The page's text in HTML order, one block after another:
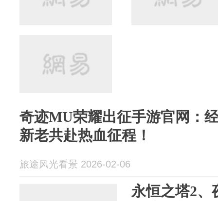
奇迹MU荣耀出征手游官网：
新老共赴热血征程！
旅途风光看景 2026-02-06
永恒之塔2、